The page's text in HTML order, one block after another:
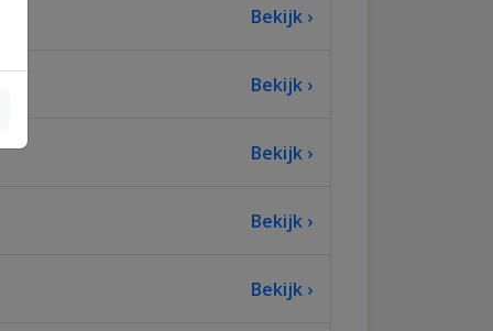
Bekijk ›
Bekijk ›
Bekijk ›
Bekijk ›
Bekijk ›